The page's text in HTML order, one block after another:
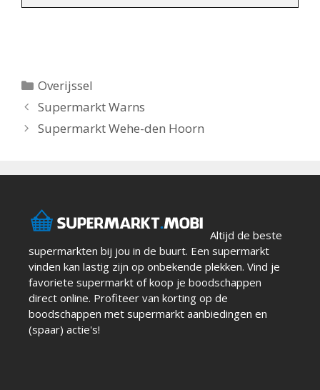
Categorieën
Overijssel
Berichtnavigatie
Supermarkt Warns
Supermarkt Wehe-den Hoorn
Altijd de beste
supermarkten bij jou in de buurt. Een supermarkt
vinden kan lastig zijn op onbekende plekken. Vind je
favoriete supermarkt of koop je boodschappen
direct online. Profiteer van korting op de
boodschappen met supermarkt aanbiedingen en
(spaar) actie's!